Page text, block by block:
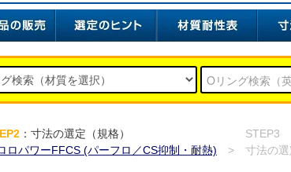
：寸法の選定（規格）
ロパワーFFCS (パーフロ／CS抑制・耐熱)
>
STEP3
寸法の選